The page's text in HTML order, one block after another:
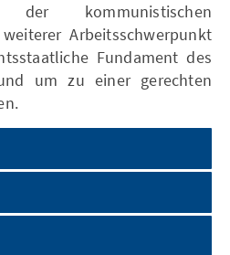
kommunistischen
Arbeitsschwerpunkt
Fundament des
um zu einer gerechten